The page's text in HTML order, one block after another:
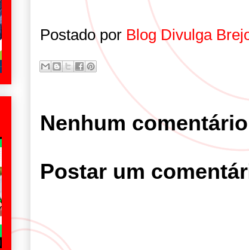
Postado por Blog Divulga
Nenhum
Postar um